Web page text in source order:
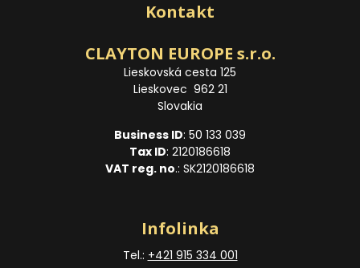
Kontakt
CLAYTON EUROPE s.r.o.
Lieskovská cesta 125
Lieskovec 962 21
Slovakia
Business ID: 50 133 039
Tax ID: 2120186618
VAT reg. no.: SK2120186618
Infolinka
Tel.: +421 915 334 001